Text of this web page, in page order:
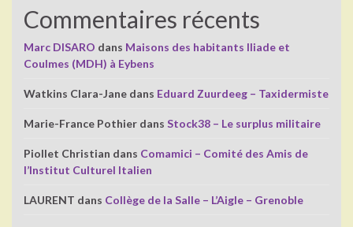
Commentaires récents
Marc DISARO dans Maisons des habitants Iliade et
Coulmes (MDH) à Eybens
Watkins Clara-Jane dans Eduard Zuurdeeg – Taxidermiste
Marie-France Pothier dans Stock38 – Le surplus militaire
Piollet Christian dans Comamici – Comité des Amis de
l’Institut Culturel Italien
LAURENT dans Collège de la Salle – L’Aigle – Grenoble